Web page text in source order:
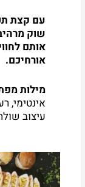
עם קצת
שוק
אותם
אורחיכם.
מילות
אינטימי,
עיצוב